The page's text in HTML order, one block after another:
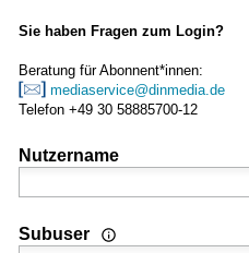
Sie haben Fragen zum Login?
Beratung für Abonnent*innen:
mediaservice@dinmedia.de
Telefon +49 30 58885700-12
Nutzername
Subuser Wenn Sie Nutzer